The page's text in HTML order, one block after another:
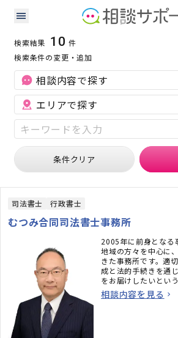
山口県の不動産に強い専門家の検
不動産
検索結果 10 件
検索条件の変更・追加
相談内容で探す
エリアで探す
条件クリア
司法書士 行政書士
むつみ合同司法書士事務所
2005年に前身となる
地域の方々を中心に
きた事務所です。適
成と法的手続きを通
をお届けしたいとい
ります 。
相談内容を見る